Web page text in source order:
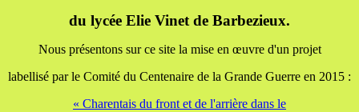
du lycée Elie Vinet de Barbezieux.
Nous présentons sur ce site la mise en œuvre d'un projet
labellisé par le Comité du Centenaire de la Grande Guerre en 2015 :
« Charentais du front et de l'arrière dans le